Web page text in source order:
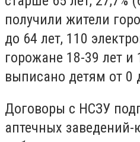
получили жители
до 64 лет, 110
горожане 18-39 лет и
выписано детям от 0
Договоры с НСЗУ
аптечных